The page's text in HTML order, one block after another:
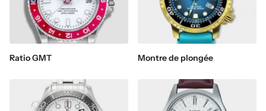
Ratio GMT Montre de plongée